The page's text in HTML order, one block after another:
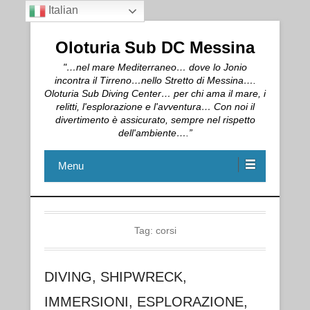
Oloturia Sub DC Messina
"…nel mare Mediterraneo… dove lo Jonio
incontra il Tirreno…nello Stretto di Messina….
Oloturia Sub Diving Center… per chi ama il mare, i
relitti, l'esplorazione e l'avventura… Con noi il
divertimento è assicurato, sempre nel rispetto
dell'ambiente….”
Menu
Tag: corsi
DIVING, SHIPWRECK,
IMMERSIONI, ESPLORAZIONE,
Italian